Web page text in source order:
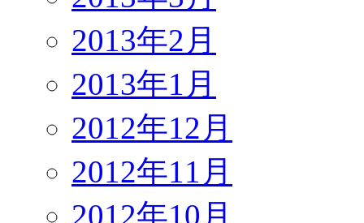
2013年2月
2013年1月
2012年12月
2012年11月
2012年10月